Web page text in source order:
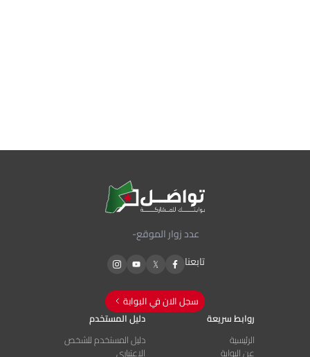
عدد زوار الموقع-
تابعنا
سجل الان في البوابة
روابط سريعة
الرئيسية
عن البوابة
دليل المستخدم
دليل المستخدم للشخص
الاعتباري